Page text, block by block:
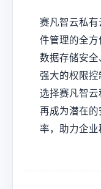
赛凡智云私
件管理的全
数据存储安
强大的权限控
选择赛凡智
再成为潜在
率，助力企业